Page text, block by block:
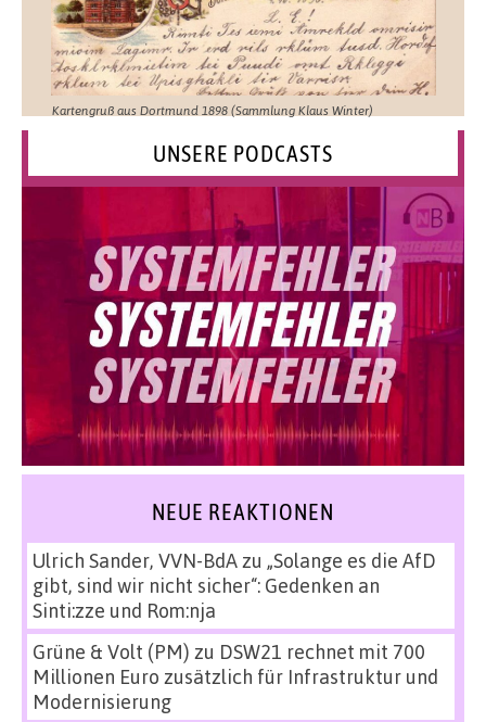
Kartengruß aus Dortmund 1898 (Sammlung Klaus Winter)
UNSERE PODCASTS
NEUE REAKTIONEN
Ulrich Sander, VVN-BdAzu „Solange es die AfD
gibt, sind wir nicht sicher“: Gedenken an
Sinti:zze und Rom:nja
Grüne & Volt (PM) zu DSW21 rechnet mit 700
Millionen Euro zusätzlich für Infrastruktur und
Modernisierung